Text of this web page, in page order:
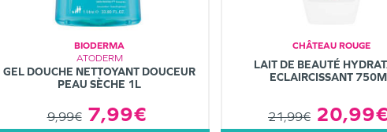
BIODERMA
ATODERM
GEL DOUCHE NETTOYANT DOUCEUR
PEAU SÈCHE 1L
9,99€ 7,99€
CHÂTEAU ROUGE
LAIT DE BEAUTÉ
ECLAIRCISSANT
21,99€